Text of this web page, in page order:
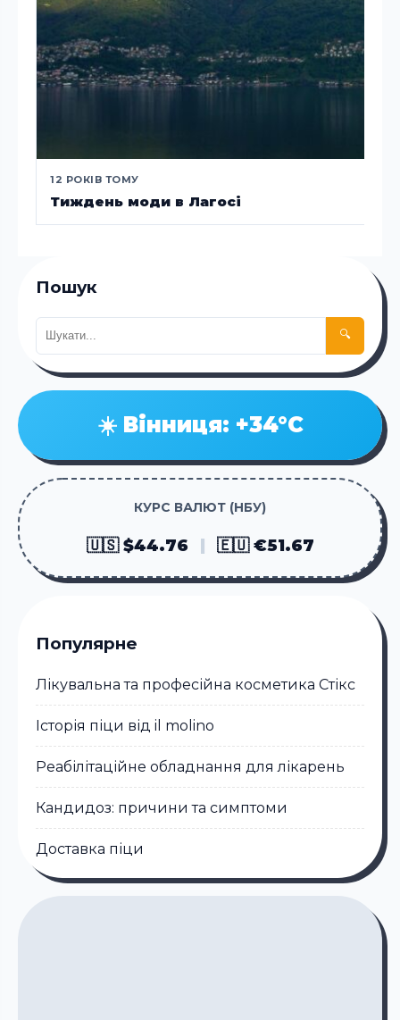
12 РОКІВ ТОМУ
Тиждень моди в Лагосі
Пошук
🔍
☀️ Вінниця: +34°C
КУРС ВАЛЮТ (НБУ)
🇺🇸 $44.76 🇪🇺 €51.67
Популярне
Лікувальна та професійна косметика Стікc
Історія піци від il molino
Реабілітаційне обладнання для лікарень
Кандидоз: причини та симптоми
Доставка піци